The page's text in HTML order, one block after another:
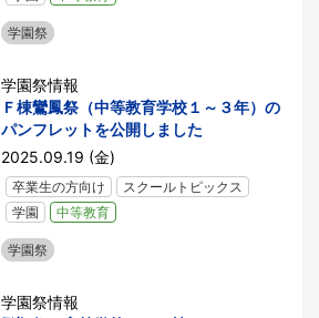
学園祭
学園祭情報
Ｆ棟鸞鳳祭（中等教育学校１～３年）の
パンフレットを公開しました
2025.09.19 (金)
卒業生の方向け
スクールトピックス
学園
中等教育
学園祭
学園祭情報